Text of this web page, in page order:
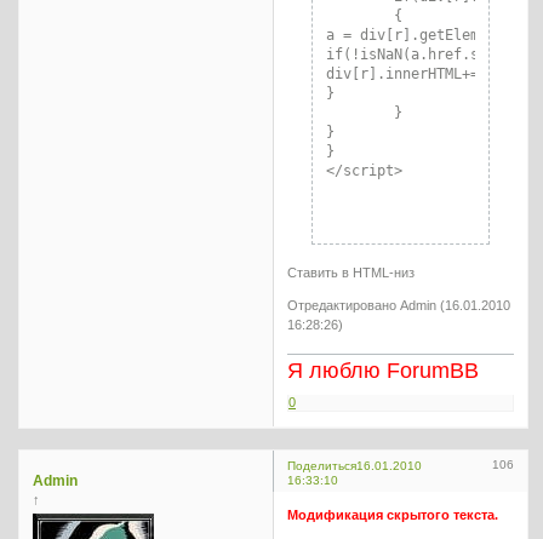
a =
}
}
}
</script>
Ставить в HTML-низ
Отредактировано Admin (16.01.2010
16:28:26)
Я люблю ForumBB
0
Поделиться 106
16.01.2010
16:33:10
Admin
↑
Модификация скрытого текста.